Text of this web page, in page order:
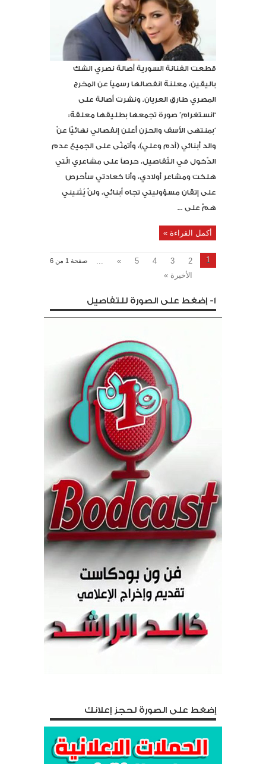
قطعت الفنانة السورية أصالة نصري الشك
باليقين، معلنة انفصالها رسمياً عن المخرج
المصري طارق العريان. ونشرت أصالة على
“انستغرام” صورة تجمعها بطليقها معلقة:
“بمنتهى الأسف والحزن أُعلن إنفصالي نهائيّاً عنّ
والد أبنائي (آدم وعلي)، وأتمنّى على الجميع عدم
الدّخول في التّفاصيل، حرصاً على مشاعري الّتي
هلكت ومشاعر أولادي، وأنا كعادتي سأحرص
على إتقان مسؤوليتي تجاه أبنائي، ولنّ يُثنيني
همّ على ...
أكمل القراءة »
صفحة 1 من 6 1
2
3
4
5
»
الأخيرة »
1- إضغط على الصورة للتفاصيل
إضغط على الصورة لحجز إعلانك